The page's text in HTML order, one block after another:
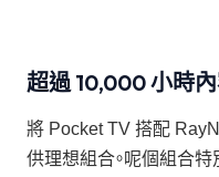
超過 10,000 小時
將 Pocket TV 搭配
供理想組合。呢個組合